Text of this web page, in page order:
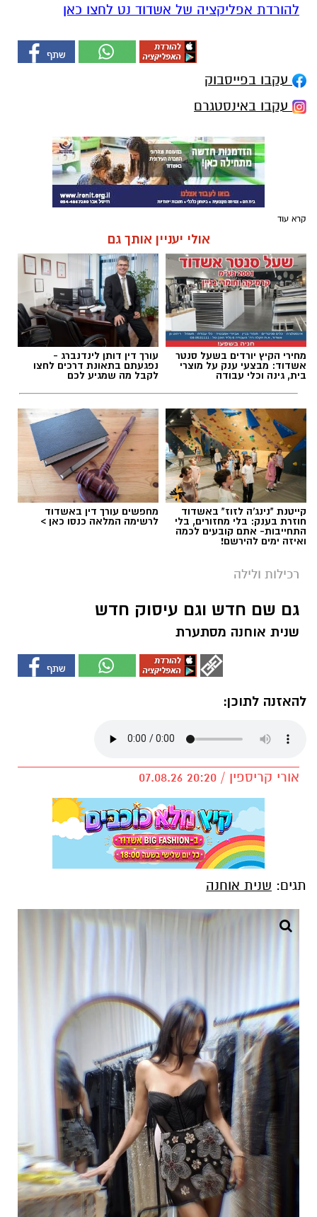
להורדת אפליקציה של אשדוד נט לחצו כאן
עקבו בפייסבוק
עקבו באינסטגרם
קרא עוד
אולי יעניין אותך גם
מחירי הקיץ יורדים בשעל סנטר
אשדוד: מבצעי ענק על מוצרי
בית, גינה וכלי עבודה
עורך דין דותן לינדנברג -
נפגעתם בתאונת דרכים לחצו
לקבל מה שמגיע לכם
קייטנת "נינג'ה לזוז" באשדוד
חוזרת בענק: בלי מחזורים, בלי
התחייבות- אתם קובעים לכמה
ואיזה ימים להירשם!
מחפשים עורך דין באשדוד
לרשימה המלאה כנסו כאן >
רכילות ולילה
גם שם חדש וגם עיסוק חדש
שנית אוחנה מסתערת
להאזנה לתוכן:
אורי קריספין / 20:20 07.08.26
תגים: שנית אוחנה